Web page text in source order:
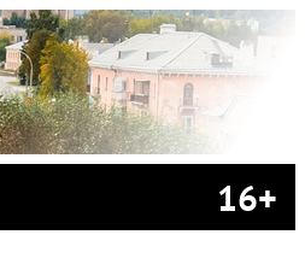
16+